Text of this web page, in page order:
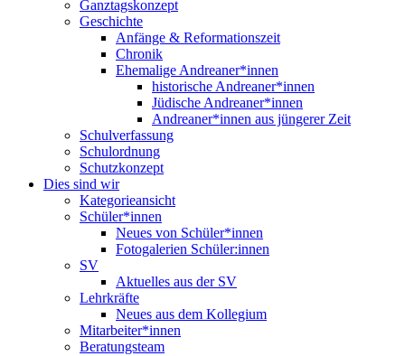
Ganztagskonzept
Geschichte
Anfänge & Reformationszeit
Chronik
Ehemalige Andreaner*innen
historische Andreaner*innen
Jüdische Andreaner*innen
Andreaner*innen aus jüngerer Zeit
Schulverfassung
Schulordnung
Schutzkonzept
Dies sind wir
Kategorieansicht
Schüler*innen
Neues von Schüler*innen
Fotogalerien Schüler:innen
SV
Aktuelles aus der SV
Lehrkräfte
Neues aus dem Kollegium
Mitarbeiter*innen
Beratungsteam